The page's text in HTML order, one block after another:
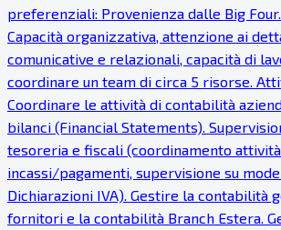
preferenziali: Provenienza dalle Big
Capacità organizzativa, attenzione ai
comunicative e relazionali, capacità di
coordinare un team di circa 5 risorse.
Coordinare le attività di contabilità
bilanci (Financial Statements).
tesoreria e fiscali (coordinamento attività
incassi/pagamenti, supervisione su
Dichiarazioni IVA). Gestire la contabilità
fornitori e la contabilità Branch Estera.